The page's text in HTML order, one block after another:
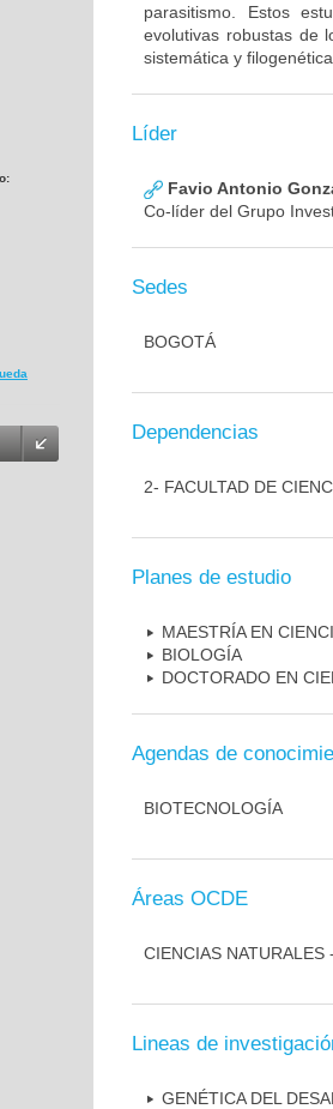
parasitismo. Estos
evolutivas robustas de
sistemática y
Líder
Favio Antonio
Co-líder del Grupo
Sedes
BOGOTÁ
Dependencias
2- FACULTAD DE
Planes de estudio
MAESTRÍA EN
BIOLOGÍA
DOCTORADO EN
Agendas de
BIOTECNOLOGÍA
Áreas OCDE
CIENCIAS
Lineas de
GENÉTICA DEL